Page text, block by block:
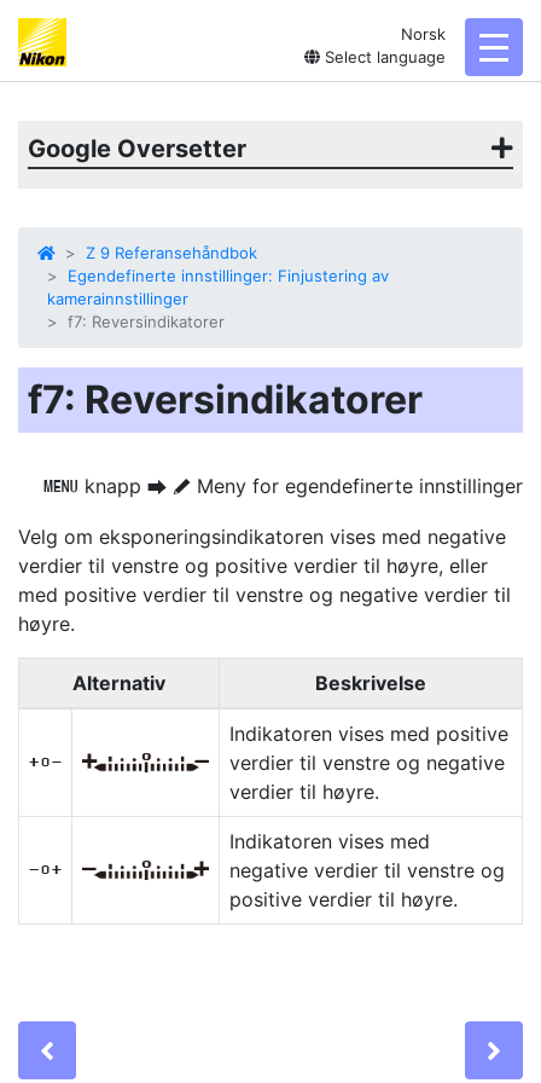
Norsk
Select language
Google Oversetter
Z 9 Referansehåndbok
Egendefinerte innstillinger: Finjustering av
kamerainnstillinger
f7: Reversindikatorer
f7: Reversindikatorer
G knapp U A Meny for egendefinerte innstillinger
Velg om eksponeringsindikatoren vises med negative
verdier til venstre og positive verdier til høyre, eller
med positive verdier til venstre og negative verdier til
høyre.
Alternativ Beskrivelse
V
Indikatoren vises med positive
verdier til venstre og negative
verdier til høyre.
W
Indikatoren vises med
negative verdier til venstre og
positive verdier til høyre.